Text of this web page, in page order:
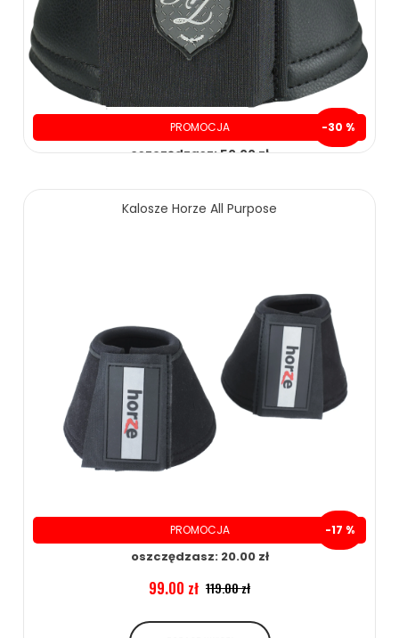
PROMOCJA -30 %
oszczędzasz: 50.00 zł
119.00 zł 169.00 zł
Kalosze Horze All Purpose
PROMOCJA -17 %
oszczędzasz: 20.00 zł
99.00 zł 119.00 zł